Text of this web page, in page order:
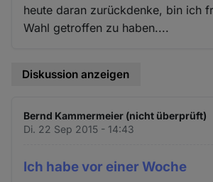
heute daran zurückdenke, bin ich
Wahl getroffen zu haben....
Diskussion anzeigen
Bernd Kammermeier (nicht überprüft)
Di. 22 Sep 2015 - 14:43
Ich habe vor einer Woche